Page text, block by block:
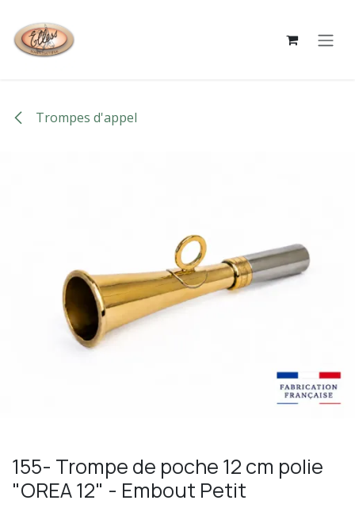
Trompes d'appel
155- Trompe de poche 12 cm polie
"OREA 12" - Embout Petit